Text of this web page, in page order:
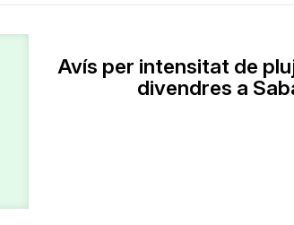
Avís per intensitat de
divendres a